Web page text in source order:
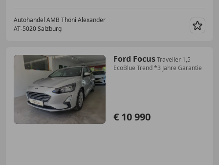
Autohandel AMB Thöni Alexander
AT-5020 Salzburg
Ford FocusTraveller 1,5
EcoBlue Trend *3 Jahre Garantie
€ 10 990